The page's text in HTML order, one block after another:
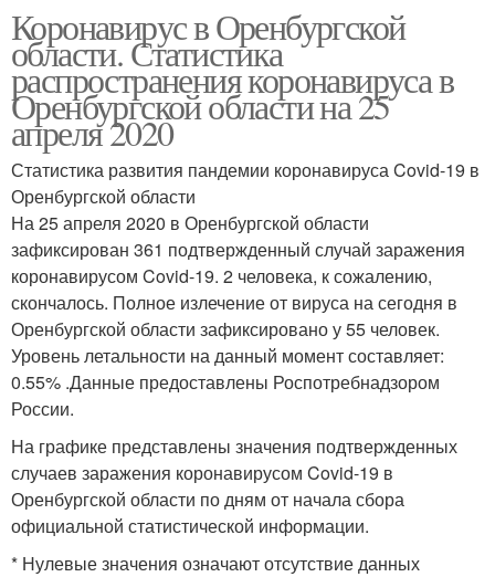
Коронавирус в Оренбургской
области. Статистика
распространения коронавируса в
Оренбургской области на 25
апреля 2020
Статистика развития пандемии коронавируса Covid-19 в
Оренбургской области
На 25 апреля 2020 в Оренбургской области
зафиксирован 361 подтвержденный случай заражения
коронавирусом Covid-19. 2 человека, к сожалению,
скончалось. Полное излечение от вируса на сегодня в
Оренбургской области зафиксировано у 55 человек.
Уровень летальности на данный момент составляет:
0.55% .Данные предоставлены Роспотребнадзором
России.
На графике представлены значения подтвержденных
случаев заражения коронавирусом Covid-19 в
Оренбургской области по дням от начала сбора
официальной статистической информации.
* Нулевые значения означают отсутствие данных